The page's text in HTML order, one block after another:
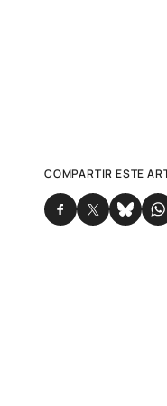
COMPARTIR ESTE